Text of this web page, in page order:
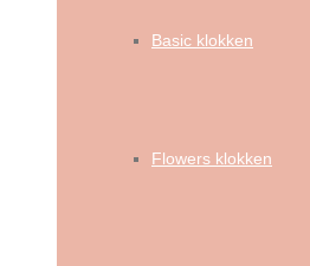
Basic klokken
Flowers klokken